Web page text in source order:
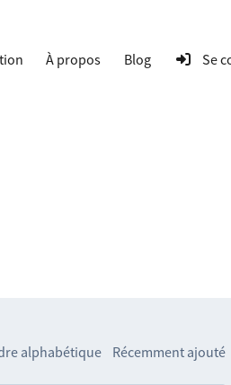
À propos Blog Se
alphabétique Récemment ajouté